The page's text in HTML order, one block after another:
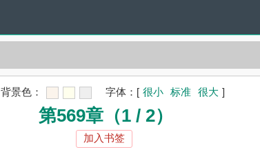
背景色： 字体： [ 很小 标准 很大 ]
第569章（1 / 2）
加入书签